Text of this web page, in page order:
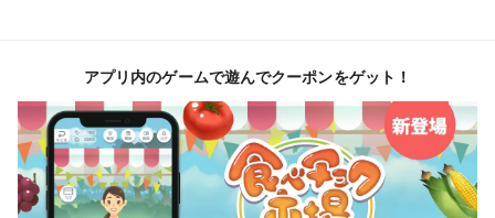
アプリ内のゲームで遊んでクーポンをゲット！